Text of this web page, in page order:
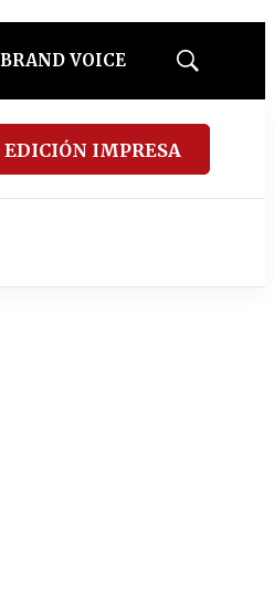
BRAND VOICE
Mostrar
EDICIÓN IMPRESA